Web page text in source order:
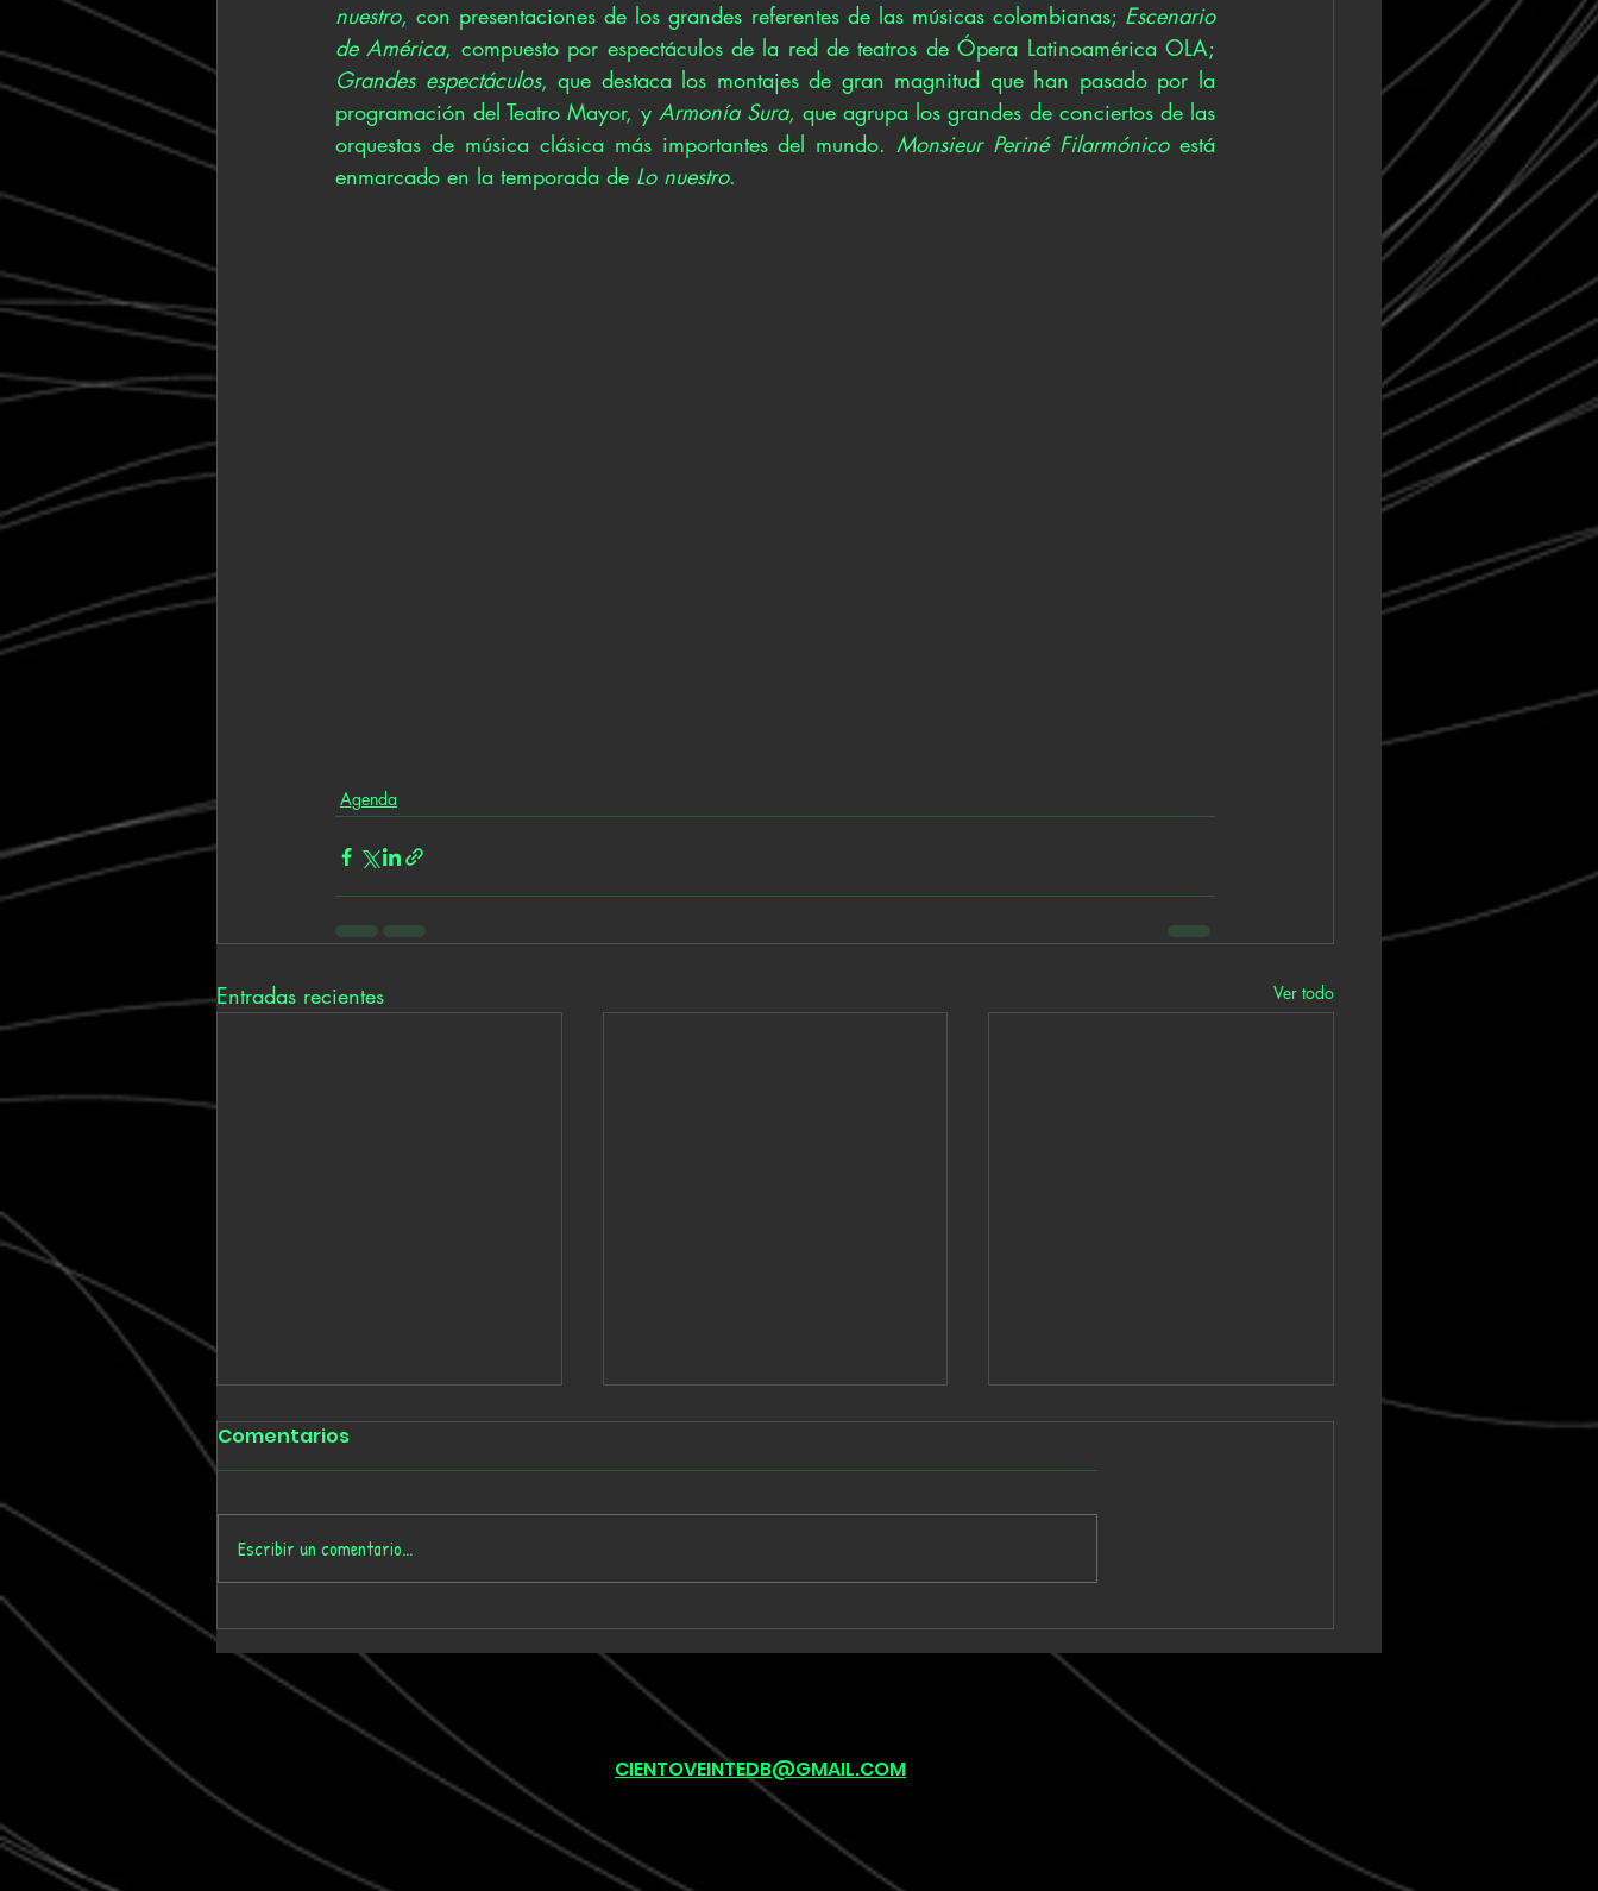
nuestro, con presentaciones de los grandes referentes de las músicas colombianas; Escenario
de América
Grandes espectáculos, que destaca los montajes de gran magnitud que han pasado por la
programación del Teatro Mayor, y Armonía Sura, que agrupa los grandes de conciertos de las
orquestas de música clásica más importantes del mundo. Monsieur Periné Filarmónico está
enmarcado en la temporada de Lo nuestro.
Agenda
Entradas recientes Ver todo
UNBOT celebra los 10
años de [expr] Taller de
Prácticas Sonoras
Dinastía Moon trae a
Bogotá una psicodelia
hecha de sitar, guitarras
y percusión latina
Checho Sasa anuncia las
primeras fechasde su
gira nacional 'Summer
Tour' 2026
Comentarios
Escribir un comentario...
CIENTOVEINTEDB@GMAIL.COM